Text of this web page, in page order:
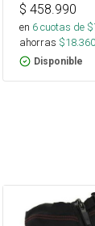
$ 458.990
en 6cuotas de $
ahorras $18.360
Disponible